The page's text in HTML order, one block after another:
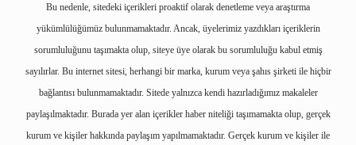
Bu nedenle, sitedeki içerikleri proaktif olarak denetleme veya araştırma
yükümlülüğümüz bulunmamaktadır. Ancak, üyelerimiz yazdıkları içeriklerin
sorumluluğunu taşımakta olup, siteye üye olarak bu sorumluluğu kabul etmiş
sayılırlar. Bu internet sitesi, herhangi bir marka, kurum veya şahıs şirketi ile hiçbir
bağlantısı bulunmamaktadır. Sitede yalnızca kendi hazırladığımız makaleler
paylaşılmaktadır. Burada yer alan içerikler haber niteliği taşımamakta olup, gerçek
kurum ve kişiler hakkında paylaşım yapılmamaktadır. Gerçek kurum ve kişiler ile